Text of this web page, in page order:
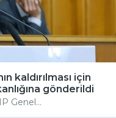
kaldırılması için
gönderildi
Genel...